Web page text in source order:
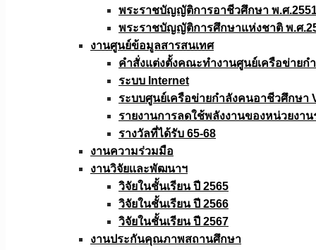
พระราชบัญญัติการอาชีวศึกษา พ.ศ
พระราชบัญญัติการศึกษาแห่งชาติ พ.ศ
งานศูนย์ข้อมูลสารสนเทศ
คำสั่งแต่งตั้งคณะทำงานศูนย์เครือข่าย
ระบบ Internet
ระบบศูนย์เครือข่ายกำลังคนอาชีวศึกษา
รายงานการลดใช้พลังงานของหน่วยงา
รางวัลที่ได้รับ 65-68
งานความร่วมมือ
งานวิจัยเเละพัฒนาฯ
วิจัยในชั้นเรียน ปี 2565
วิจัยในชั้นเรียน ปี 2566
วิจัยในชั้นเรียน ปี 2567
งานประกันคุณภาพสถานศึกษา